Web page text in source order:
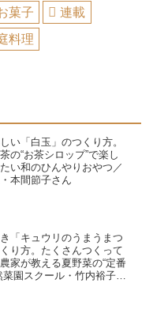
菓子
連載
料理
い「白玉」のつくり方。
の“お茶シロップ”で楽し
い和のひんやりおやつ／
本間節子さん
「キュウリのうまうまつ
り方。たくさんつくって
家が教える夏野菜の“定番
菜園スクール・竹内裕子さ